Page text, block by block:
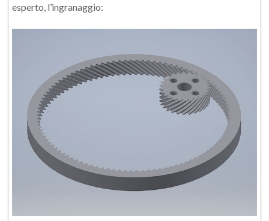
esperto, l’ingranaggio: